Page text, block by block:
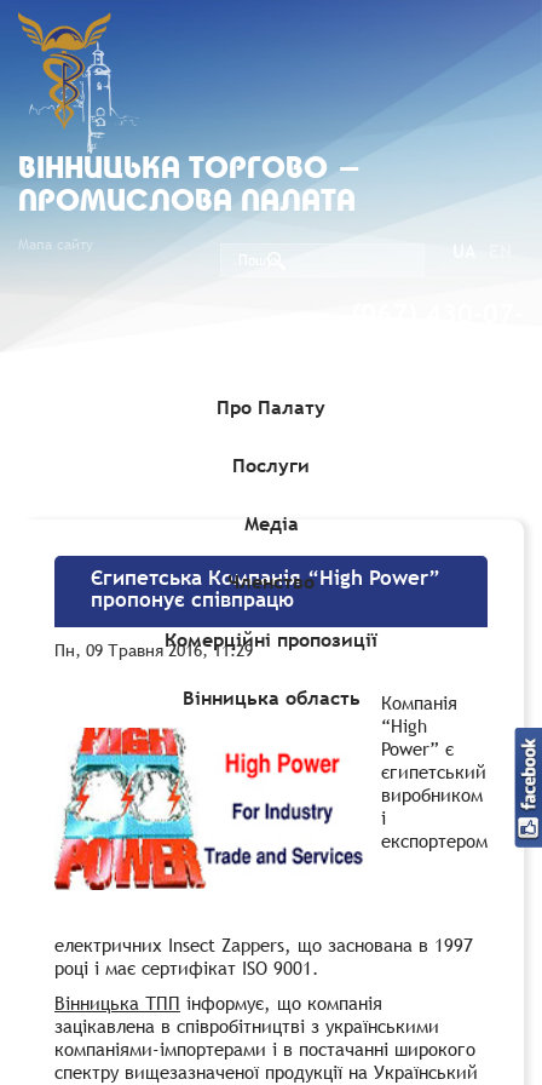
ВIННИЦЬКА ТОРГОВО -
ПРОМИСЛОВА ПАЛАТА
Мапа сайту
Про Палату
Послуги
Медіа
Членство
Комерційні пропозиції
Вінницька область
Комерційні пропозиції»Єгипетська Компанія "High
Єгипетська Компанія “High Power”
пропонує співпрацю
Пн, 09 Травня 2016, 11:29
Компанія
“High
Power” є
єгипетський
виробником
і
експортером
електричних Insect Zappers, що заснована в 1997
році і має сертифікат ISO 9001.
Вінницька ТПП інформує, що компанія
зацікавлена в співробітництві з українськими
компаніями-імпортерами і в постачанні широкого
спектру вищезазначеної продукції на Український